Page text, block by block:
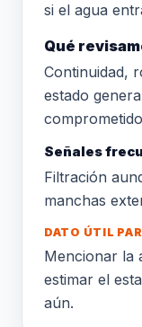
si el agua
Qué
Continuidad,
estado
Señales
Filtración
manchas
DATO ÚTIL
Mencionar la
estimar el
aún.